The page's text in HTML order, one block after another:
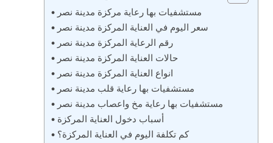
مستشفيات بها رعاية مركزة مدينة نصر
سعر اليوم في العناية المركزة مدينة نصر
رقم الرعاية المركزة مدينة نصر
حالات العناية المركزة مدينة نصر
انواع العناية المركزة مدينة نصر
مستشفيات بها رعاية قلب مدينة نصر
مستشفيات بها رعاية مخ واعصاب مدينة نصر
أسباب دخول العناية المركزة
كم تكلفة اليوم في العناية المركزة؟